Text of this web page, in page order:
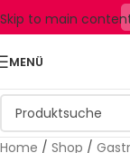
Skip to main
MENÜ
Home / Shop /